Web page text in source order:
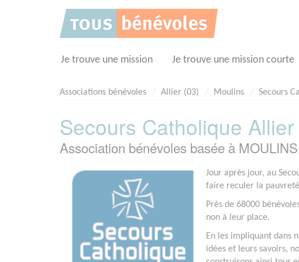
Je trouve une mission Je trouve une mission courte
Associations bénévoles Allier (03) Moulins Secours
Secours Catholique Allier
Association bénévoles basée à
Jour après jour, au
faire reculer la
Près de 68000
non à leur place.
En les impliquant dans
idées et leurs savoirs,